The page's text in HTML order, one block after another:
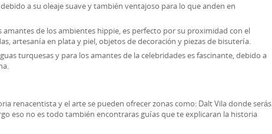
a su oleaje suave y también ventajoso para lo que anden en
amantes de los ambientes hippie, es perfecto por su proximidad con el
artesanía en plata y piel, objetos de decoración y piezas de bisutería.
turquesas y para los amantes de la celebridades es fascinante, debido a
renacentista y el arte se pueden ofrecer zonas como: Dalt Vila donde serás
eso no es todo también encontraras guías que te explicaran la historia